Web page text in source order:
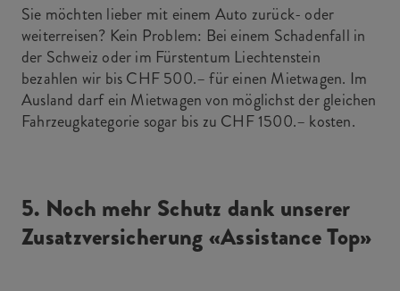
Sie möchten lieber mit einem Auto zurück- oder
weiterreisen? Kein Problem: Bei einem Schadenfall in
der Schweiz oder im Fürstentum Liechtenstein
bezahlen wir bis CHF 500.– für einen Mietwagen. Im
Ausland darf ein Mietwagen von möglichst der gleichen
Fahrzeugkategorie sogar bis zu CHF 1500.– kosten.
5. Noch mehr Schutz dank unserer
Zusatzversicherung «Assistance Top»